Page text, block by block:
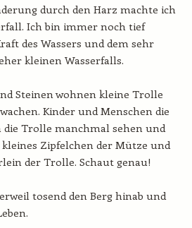
durch den Harz machte ich
Ich bin immer noch tief
des Wassers und dem sehr
kleinen Wasserfalls.
Steinen wohnen kleine Trolle
Kinder und Menschen die
die Trolle manchmal sehen und
Zipfelchen der Mütze und
der Trolle. Schaut genau!
tosend den Berg hinab und